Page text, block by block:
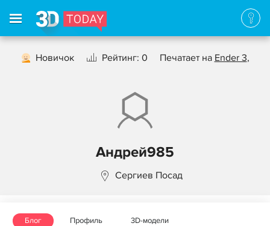
Новичок Рейтинг: 0 Печатает на Ender 3,
Андрей985
Сергиев Посад
Блог Профиль 3D-модели